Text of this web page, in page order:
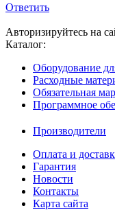
Ответить
Авторизируйтесь на
Каталог:
Оборудование
Расходные
Обязательная
Программное
Производители
Оплата и
Гарантия
Новости
Контакты
Карта сайта